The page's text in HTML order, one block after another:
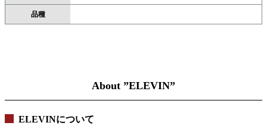
品種
About ”ELEVIN”
ELEVINについて